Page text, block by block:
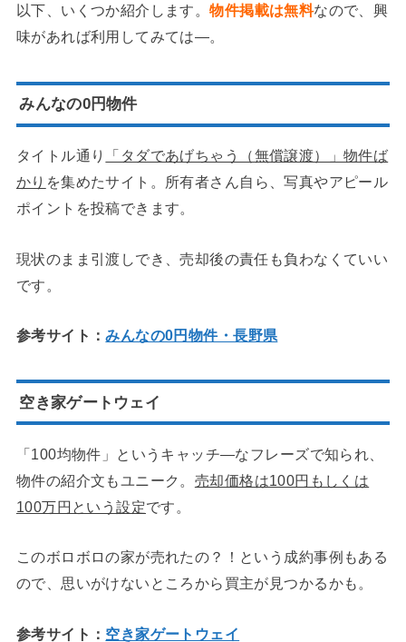
以下、いくつか紹介します。物件掲載は無料なので、興
味があれば利用してみては―。
みんなの0円物件
タイトル通り
「タダであげちゃう（無償譲渡）」物件ば
かり を集めたサイト。所有者さん自ら、写真やアピール
ポイントを投稿できます。
現状のまま引渡しでき、売却後の責任も負わなくていい
です。
参考サイト：みんなの0円物件・長野県
空き家ゲートウェイ
「100均物件」というキャッチ―なフレーズで知られ、
物件の紹介文もユニーク。 売却価格は100円もしくは
100万円という設定です。
このボロボロの家が売れたの？！という成約事例もある
ので、思いがけないところから買主が見つかるかも。
参考サイト： 空き家ゲートウェイ